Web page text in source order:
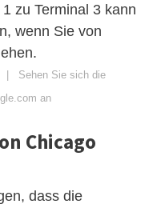
zu Terminal 3 kann
wenn Sie von
| Sehen Sie sich die
an
Chicago
dass die